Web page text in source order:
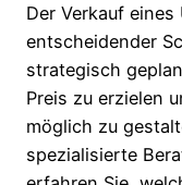
Der Verkauf
entscheidender
strategisch
Preis zu erzielen
möglich zu
spezialisierte